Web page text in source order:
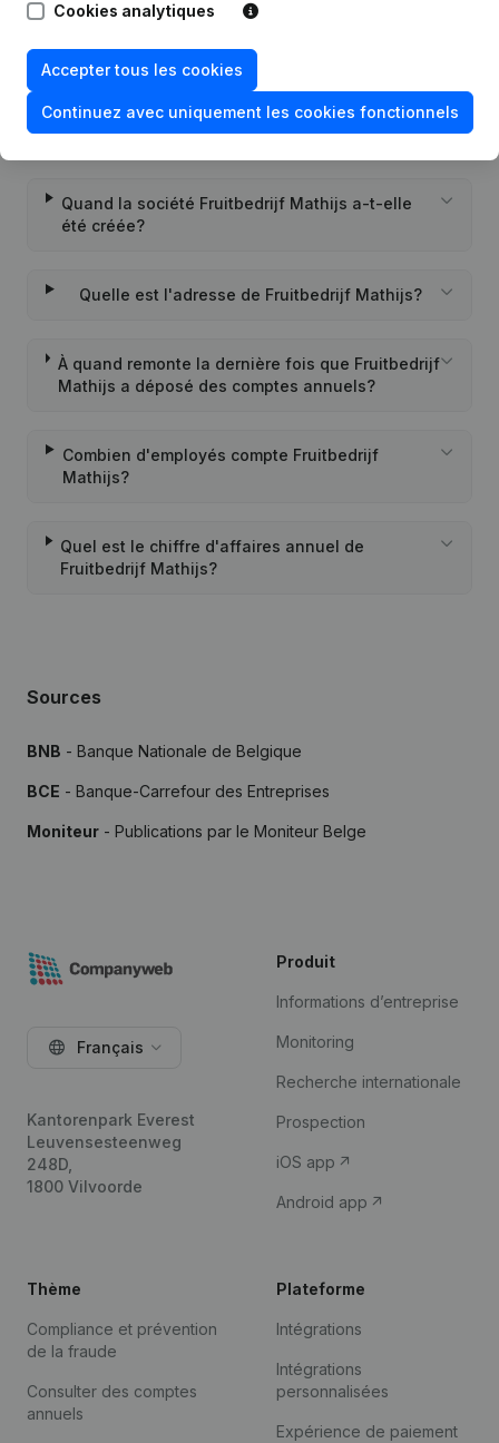
Quel est le numéro de TVA de Fruitbedrijf
Quel est l'identifiant PEPPOL de Fruitbedrijf
Mathijs?
Quand la société Fruitbedrijf Mathijs a-t-elle
été créée?
Quelle est l'adresse de Fruitbedrijf Mathijs?
À quand remonte la dernière fois que Fruitbedrijf
Mathijs a déposé des comptes annuels?
Combien d'employés compte Fruitbedrijf
Mathijs?
Quel est le chiffre d'affaires annuel de
Fruitbedrijf Mathijs?
Sources
BNB - Banque Nationale de Belgique
BCE - Banque-Carrefour des Entreprises
Moniteur - Publications par le Moniteur Belge
Cookies analytiques
Accepter tous les cookies
Continuez avec uniquement les cookies fonctionnels
Français
Kantorenpark Everest
Leuvensesteenweg
248D,
1800 Vilvoorde
Produit
Informations d’entreprise
Monitoring
Recherche internationale
Prospection
iOS app
Android app
Thème
Compliance et prévention
de la fraude
Consulter des comptes
annuels
Plateforme
Intégrations
Intégrations
personnalisées
Expérience de paiement